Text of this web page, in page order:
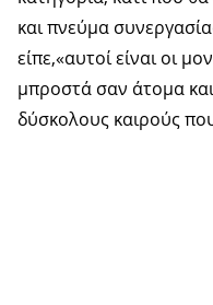
και πνεύμα
είπε,«αυτοί είναι οι
μπροστά σαν άτομα
δύσκολους καιρούς